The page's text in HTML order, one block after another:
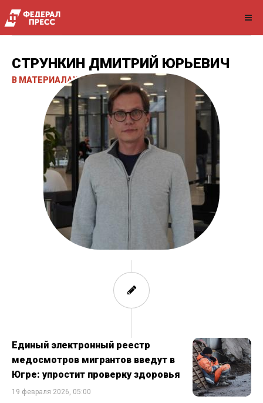
СТРУНКИН ДМИТРИЙ ЮРЬЕВИЧ
В МАТЕРИАЛАХ НА САЙТЕ
Единый электронный реестр
медосмотров мигрантов введут в
Югре: упростит проверку здоровья
19 февраля 2026, 05:00